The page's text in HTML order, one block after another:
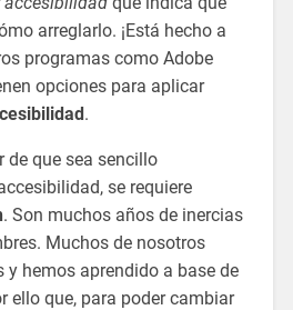
arreglarlo. ¡Está hecho a
programas como Adobe
opciones para aplicar
.
de que sea sencillo
se requiere
. Son muchos años de inercias
Muchos de nosotros
hemos aprendido a base de
ello que, para poder cambiar